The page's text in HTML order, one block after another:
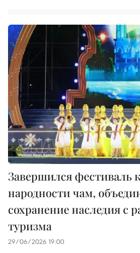
Завершился фестиваль
народности чам,
сохранение наследия с
туризма
29/06/2026 19:00